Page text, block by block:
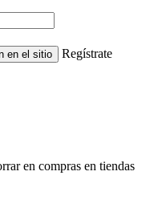
en el sitio
Regístrate
en compras en tiendas